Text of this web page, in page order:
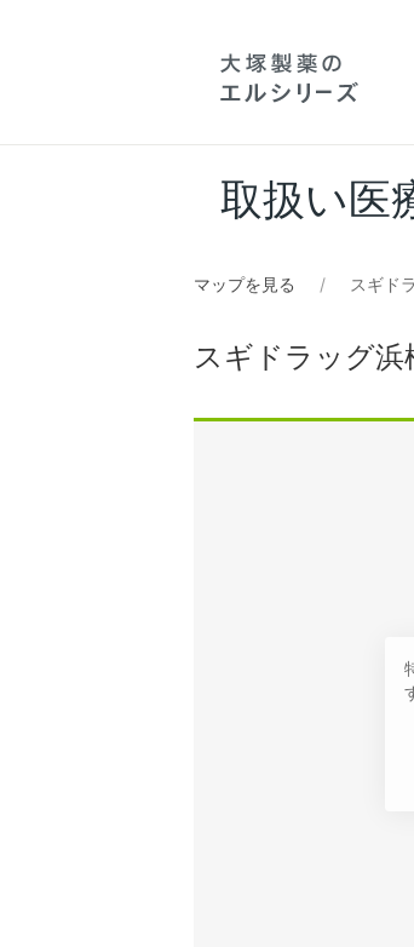
取扱い医
マップを見る スギド
スギドラッグ浜